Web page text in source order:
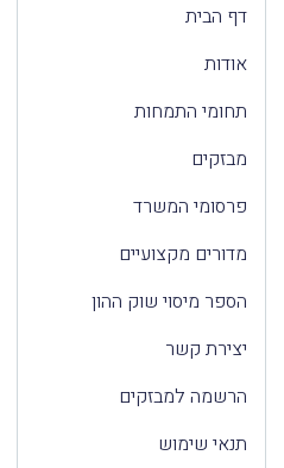
דף הבית
אודות
תחומי התמחות
מבזקים
פרסומי המשרד
מדורים מקצועיים
הספר מיסוי שוק ההון
יצירת קשר
הרשמה למבזקים
תנאי שימוש